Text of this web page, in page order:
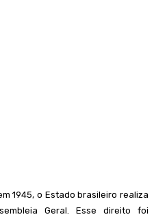
1945, o Estado brasileiro realiza
Geral. Esse direito foi